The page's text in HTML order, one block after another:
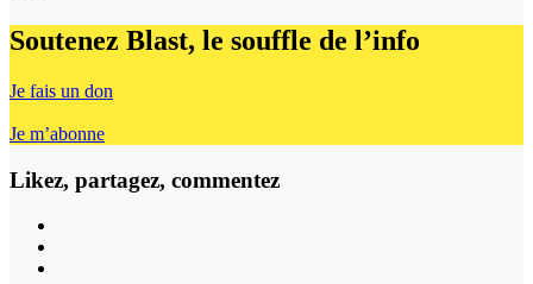
Soutenez Blast, le souffle de l’info
Je fais un don
Je m’abonne
Likez, partagez, commentez